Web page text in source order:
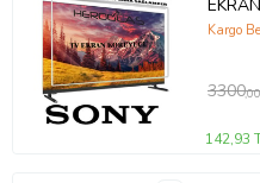
Kargo
3300
142,93